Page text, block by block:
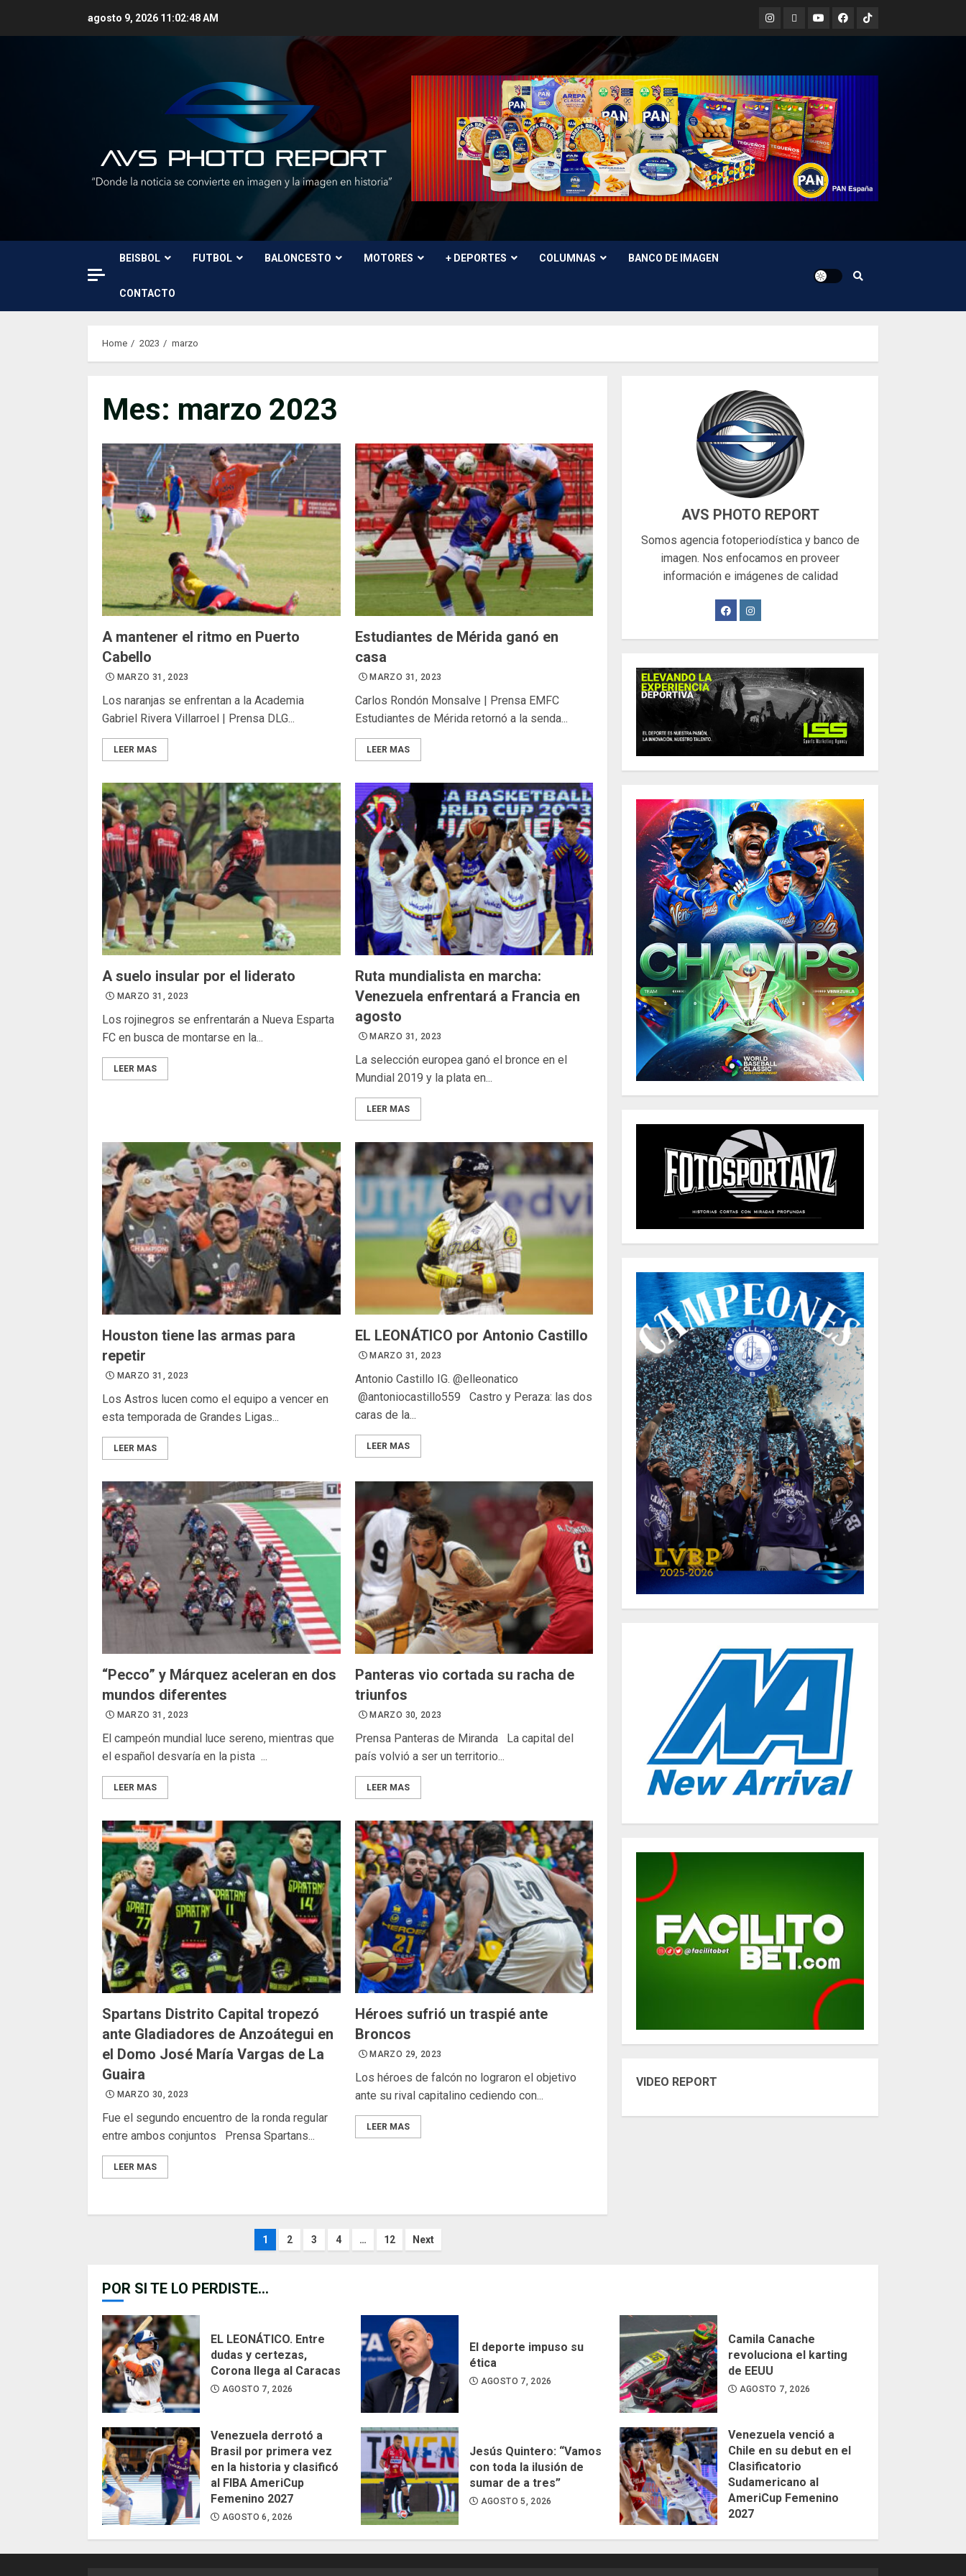
agosto 9, 2026 11:02:49 AM Instagram
X YoutubeFacebook
TikTok
BEISBOL FUTBOL BALONCESTO MOTORES + DEPORTES COLUMNAS BANCO DE IMAGEN
CONTACTO
Home 2023 marzo
Mes: marzo 2023
A mantener el ritmo en Puerto
Cabello
MARZO 31, 2023
Los naranjas se enfrentan a la Academia
Gabriel Rivera Villarroel | Prensa DLG...
LEER MAS
Estudiantes de Mérida ganó en
casa
MARZO 31, 2023
Carlos Rondón Monsalve | Prensa EMFC
Estudiantes de Mérida retornó a la senda...
LEER MAS
A suelo insular por el liderato
MARZO 31, 2023
Los rojinegros se enfrentarán a Nueva Esparta
FC en busca de montarse en la...
LEER MAS
Ruta mundialista en marcha:
Venezuela enfrentará a Francia en
agosto
MARZO 31, 2023
La selección europea ganó el bronce en el
Mundial 2019 y la plata en...
LEER MAS
Houston tiene las armas para
repetir
MARZO 31, 2023
Los Astros lucen como el equipo a vencer en
esta temporada de Grandes Ligas...
LEER MAS
EL LEONÁTICO por Antonio Castillo
MARZO 31, 2023
Antonio Castillo IG. @elleonatico
@antoniocastillo559 Castro y Peraza: las dos
caras de la...
LEER MAS
“Pecco” y Márquez aceleran en dos
mundos diferentes
MARZO 31, 2023
El campeón mundial luce sereno, mientras que
el español desvaría en la pista ...
LEER MAS
Panteras vio cortada su racha de
triunfos
MARZO 30, 2023
Prensa Panteras de Miranda La capital del
país volvió a ser un territorio...
LEER MAS
Spartans Distrito Capital tropezó
ante Gladiadores de Anzoátegui en
el Domo José María Vargas de La
Guaira
MARZO 30, 2023
Fue el segundo encuentro de la ronda regular
entre ambos conjuntos Prensa Spartans...
LEER MAS
Héroes sufrió un traspié ante
Broncos
MARZO 29, 2023
Los héroes de falcón no lograron el objetivo
ante su rival capitalino cediendo con...
LEER MAS
Paginación
entradas
1 2 3 4 … 12 Next
AVS PHOTO REPORT
Somos agencia fotoperiodística y banco de
imagen. Nos enfocamos en proveer
información e imágenes de calidad
VIDEO REPORT
POR SI TE LO PERDISTE...
EL LEONÁTICO. Entre
dudas y certezas,
Corona llega al Caracas
AGOSTO 7, 2026
El deporte impuso su
ética
AGOSTO 7, 2026
Camila Canache
revoluciona el karting
de EEUU
AGOSTO 7, 2026
Venezuela derrotó a
Brasil por primera vez
en la historia y clasificó
al FIBA AmeriCup
Femenino 2027
AGOSTO 6, 2026
Jesús Quintero: “Vamos
con toda la ilusión de
sumar de a tres”
AGOSTO 5, 2026
Venezuela venció a
Chile en su debut en el
Clasificatorio
Sudamericano al
AmeriCup Femenino
2027